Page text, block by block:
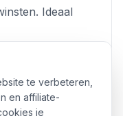
Ideaal
van
te verbeteren,
en affiliate-
je